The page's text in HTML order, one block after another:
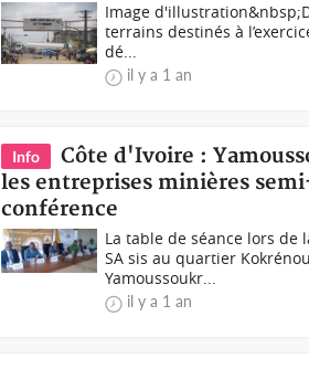
Image
terrains destinés à
dé...
il y a 1 an
Info
Côte d'Ivoire :
les entreprises minières
conférence
La table de séance lors de
SA sis au quartier
Yamoussoukr...
il y a 1 an